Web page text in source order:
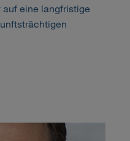
eine langfristige